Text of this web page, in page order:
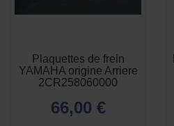
Plaquettes de frein
YAMAHA origine Arriere
2CR258060000
66,00 €
APERÇU
RAPIDE